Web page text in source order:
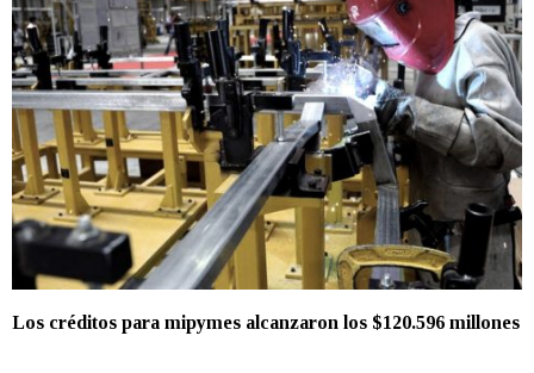
Los créditos para mipymes alcanzaron los $120.596 millones